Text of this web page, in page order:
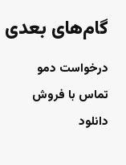
گام‌های بعدی
درخواست دمو
تماس با فروش
دانلود